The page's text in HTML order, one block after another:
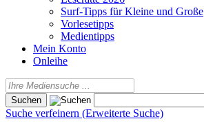
Surf-Tipps für Kleine und Große
Vorlesetipps
Medientipps
Mein Konto
Onleihe
Suche verfeinern (Erweiterte Suche)